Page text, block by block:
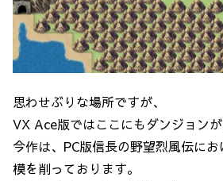
思わせぶりな場所ですが、
VX Ace版ではここにもダンジョンが
今作は、PC版信長の野望烈風伝に
模を削っております。